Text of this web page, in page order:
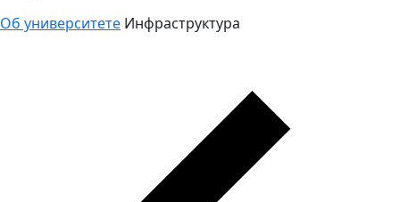
Об университете Инфраструктура